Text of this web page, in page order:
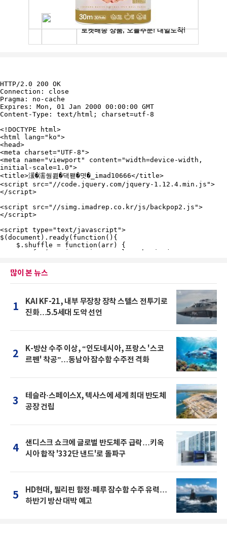
많이 본 뉴스
1
KAI KF-21, 내부 무장창 장착 스텔스 전투기로
진화…5.5세대 도약 선언
2
K-방산 수주 이상, “인도네시아, 프랑스 '스코
르펜' 착공”…동남아 잠수함 수주전 격화
3
테슬라·스페이스X, 텍사스에 세계 최대 반도체
공장 건립
4
샌디스크 쇼크에 글로벌 반도체주 급락…키옥
시아 합작 '332단 낸드'로 돌파구
5
HD현대, 필리핀 함정·페루 잠수함 수주 유력…
하반기 방산 대박 예고